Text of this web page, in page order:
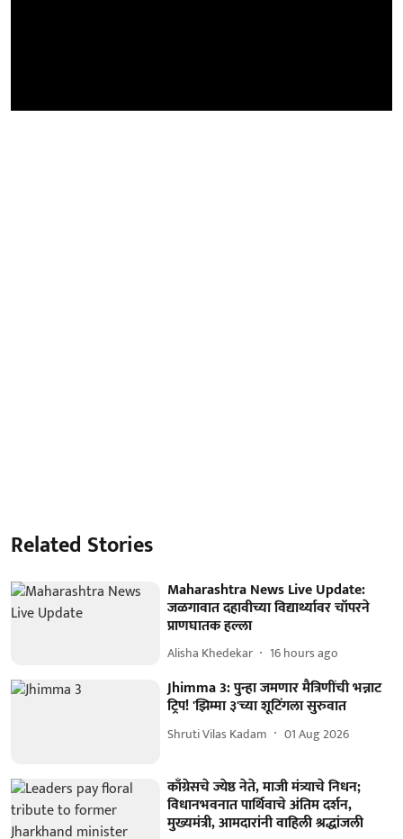
Related Stories
Maharashtra News Live Update:
जळगावात दहावीच्या विद्यार्थ्यावर चॉपरने
प्राणघातक हल्ला
Alisha Khedekar 16 hours ago
Jhimma 3: पुन्हा जमणार मैत्रिणींची भन्नाट
ट्रिप! 'झिम्मा ३'च्या शूटिंगला सुरुवात
Shruti Vilas Kadam 01 Aug 2026
काँग्रेसचे ज्येष्ठ नेते, माजी मंत्र्याचे निधन;
विधानभवनात पार्थिवाचे अंतिम दर्शन,
मुख्यमंत्री, आमदारांनी वाहिली श्रद्धांजली